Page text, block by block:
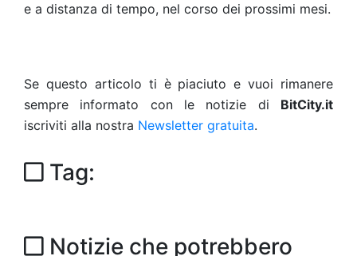
e a distanza di tempo, nel corso dei prossimi mesi.
Se questo articolo ti è piaciuto e vuoi rimanere
sempre informato con le notizie di BitCity.it
iscriviti alla nostra Newsletter gratuita.
Tag:
Notizie che potrebbero